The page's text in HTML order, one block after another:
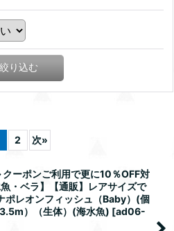
絞り込む
2 次»
クーポンご利用で更に10％OFF対
・ベラ】【通販】レアサイズで
ポレオンフィッシュ（Baby）(個
）（生体）(海水魚) [ad06-